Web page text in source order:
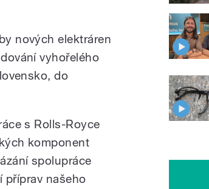
nových elektráren
vyhořelého
do
s Rolls-Royce
komponent
spolupráce
příprav našeho